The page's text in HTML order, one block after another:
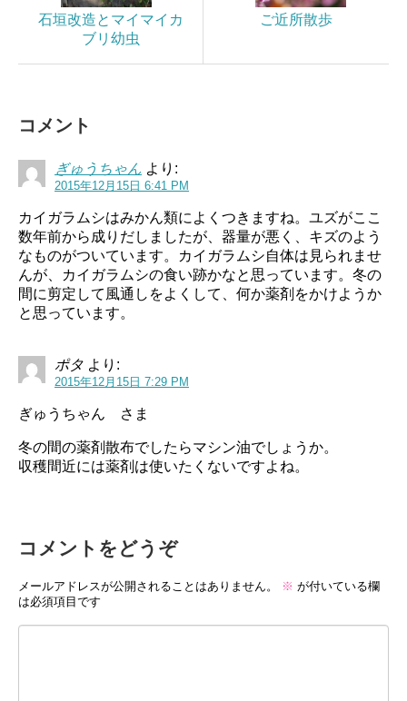
石垣改造とマイマイカ
ブリ幼虫
ご近所散歩
コメント
ぎゅうちゃん より:
2015年12月15日 6:41 PM
カイガラムシはみかん類によくつきますね。ユズがここ
数年前から成りだしましたが、器量が悪く、キズのよう
なものがついています。カイガラムシ自体は見られませ
んが、カイガラムシの食い跡かなと思っています。冬の
間に剪定して風通しをよくして、何か薬剤をかけようか
と思っています。
ポタ より:
2015年12月15日 7:29 PM
ぎゅうちゃん さま
冬の間の薬剤散布でしたらマシン油でしょうか。
収穫間近には薬剤は使いたくないですよね。
コメントをどうぞ
メールアドレスが公開されることはありません。 ※ が付いている欄
は必須項目です